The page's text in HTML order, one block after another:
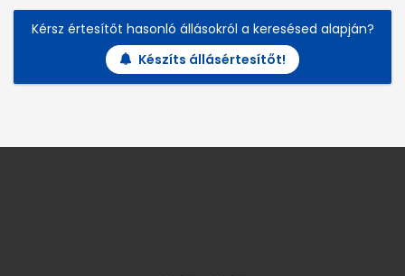
Kérsz értesítőt hasonló állásokról a keresésed alapján?
Készíts állásértesítőt!